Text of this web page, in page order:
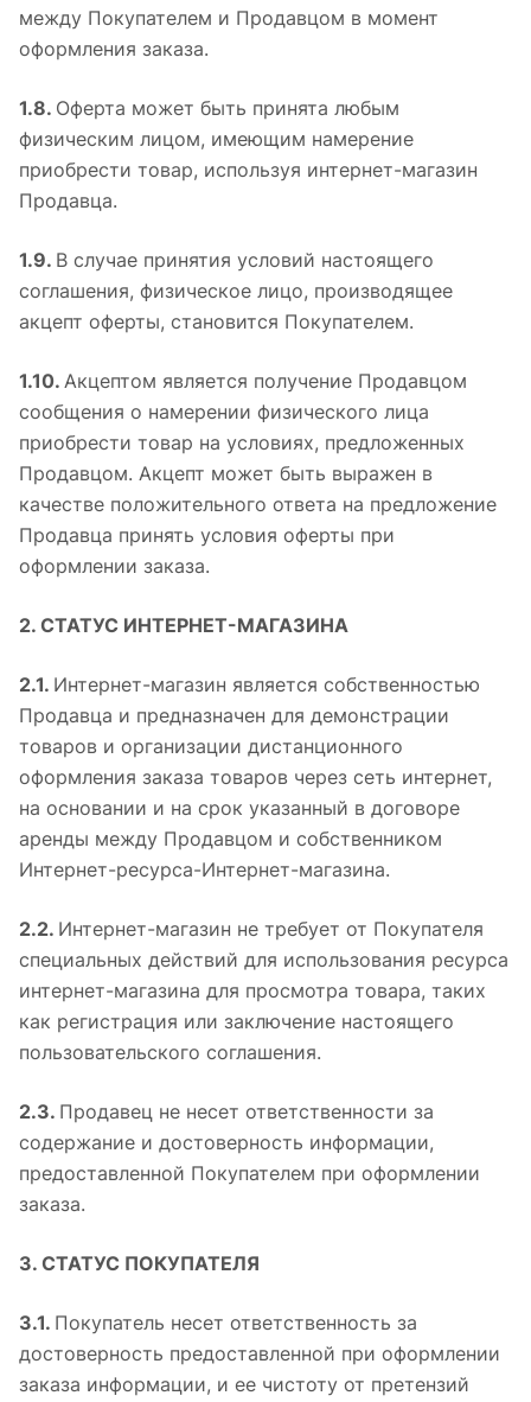
между Покупателем и Продавцом в момент
оформления заказа.
1.8. Оферта может быть принята любым
физическим лицом, имеющим намерение
приобрести товар, используя интернет-магазин
Продавца.
1.9. В случае принятия условий настоящего
соглашения, физическое лицо, производящее
акцепт оферты, становится Покупателем.
1.10. Акцептом является получение Продавцом
сообщения о намерении физического лица
приобрести товар на условиях, предложенных
Продавцом. Акцепт может быть выражен в
качестве положительного ответа на предложение
Продавца принять условия оферты при
оформлении заказа.
2. СТАТУС ИНТЕРНЕТ-МАГАЗИНА
2.1. Интернет-магазин является собственностью
Продавца и предназначен для демонстрации
товаров и организации дистанционного
оформления заказа товаров через сеть интернет,
на основании и на срок указанный в договоре
аренды между Продавцом и собственником
Интернет-ресурса-Интернет-магазина.
2.2. Интернет-магазин не требует от Покупателя
специальных действий для использования ресурса
интернет-магазина для просмотра товара, таких
как регистрация или заключение настоящего
пользовательского соглашения.
2.3. Продавец не несет ответственности за
содержание и достоверность информации,
предоставленной Покупателем при оформлении
заказа.
3. СТАТУС ПОКУПАТЕЛЯ
3.1. Покупатель несет ответственность за
достоверность предоставленной при оформлении
заказа информации, и ее чистоту от претензий